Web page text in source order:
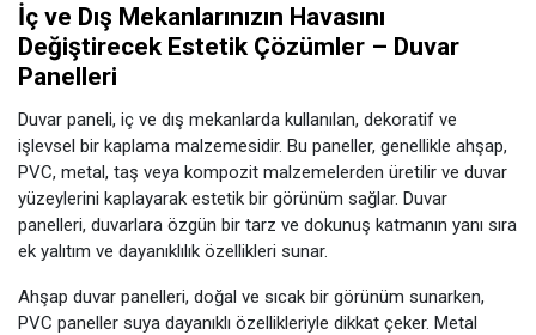
İç ve Dış Mekanlarınızın Havasını
Değiştirecek Estetik Çözümler – Duvar
Panelleri
Duvar paneli, iç ve dış mekanlarda kullanılan, dekoratif ve
işlevsel bir kaplama malzemesidir. Bu paneller, genellikle ahşap,
PVC, metal, taş veya kompozit malzemelerden üretilir ve duvar
yüzeylerini kaplayarak estetik bir görünüm sağlar. Duvar
panelleri, duvarlara özgün bir tarz ve dokunuş katmanın yanı sıra
ek yalıtım ve dayanıklılık özellikleri sunar.
Ahşap duvar panelleri, doğal ve sıcak bir görünüm sunarken,
PVC paneller suya dayanıklı özellikleriyle dikkat çeker. Metal